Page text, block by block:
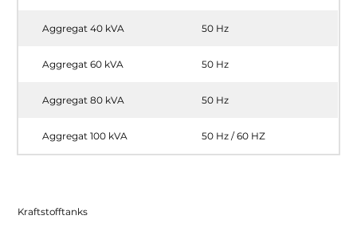
Aggregat 40 kVA 50 Hz
Aggregat 60 kVA 50 Hz
Aggregat 80 kVA 50 Hz
Aggregat 100 kVA 50 Hz / 60 HZ
Kraftstofftanks